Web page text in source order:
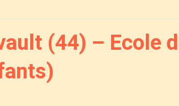
(44) – Ecole